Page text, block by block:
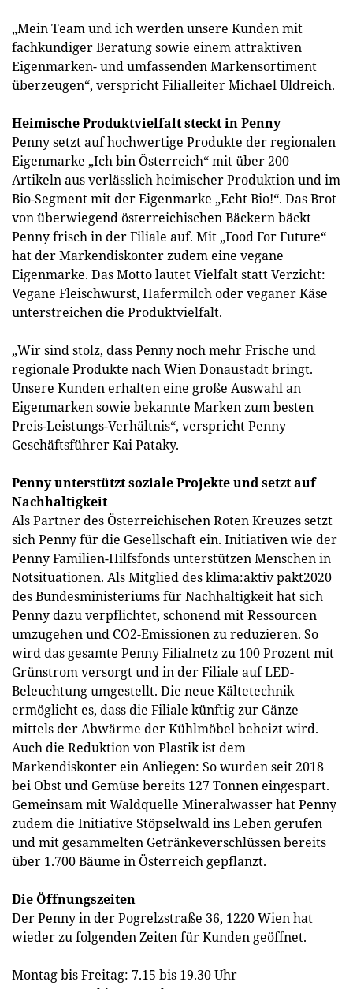
„Mein Team und ich werden unsere Kunden mit
fachkundiger Beratung sowie einem attraktiven
Eigenmarken- und umfassenden Markensortiment
überzeugen“, verspricht Filialleiter Michael Uldreich.
Heimische Produktvielfalt steckt in Penny
Penny setzt auf hochwertige Produkte der regionalen
Eigenmarke „Ich bin Österreich“ mit über 200
Artikeln aus verlässlich heimischer Produktion und im
Bio-Segment mit der Eigenmarke „Echt Bio!“. Das Brot
von überwiegend österreichischen Bäckern bäckt
Penny frisch in der Filiale auf. Mit „Food For Future“
hat der Markendiskonter zudem eine vegane
Eigenmarke. Das Motto lautet Vielfalt statt Verzicht:
Vegane Fleischwurst, Hafermilch oder veganer Käse
unterstreichen die Produktvielfalt.
„Wir sind stolz, dass Penny noch mehr Frische und
regionale Produkte nach Wien Donaustadt bringt.
Unsere Kunden erhalten eine große Auswahl an
Eigenmarken sowie bekannte Marken zum besten
Preis-Leistungs-Verhältnis“, verspricht Penny
Geschäftsführer Kai Pataky.
Penny unterstützt soziale Projekte und setzt auf
Nachhaltigkeit
Als Partner des Österreichischen Roten Kreuzes setzt
sich Penny für die Gesellschaft ein. Initiativen wie der
Penny Familien-Hilfsfonds unterstützen Menschen in
Notsituationen. Als Mitglied des klima:aktiv pakt2020
des Bundesministeriums für Nachhaltigkeit hat sich
Penny dazu verpflichtet, schonend mit Ressourcen
umzugehen und CO2-Emissionen zu reduzieren. So
wird das gesamte Penny Filialnetz zu 100 Prozent mit
Grünstrom versorgt und in der Filiale auf LED-
Beleuchtung umgestellt. Die neue Kältetechnik
ermöglicht es, dass die Filiale künftig zur Gänze
mittels der Abwärme der Kühlmöbel beheizt wird.
Auch die Reduktion von Plastik ist dem
Markendiskonter ein Anliegen: So wurden seit 2018
bei Obst und Gemüse bereits 127 Tonnen eingespart.
Gemeinsam mit Waldquelle Mineralwasser hat Penny
zudem die Initiative Stöpselwald ins Leben gerufen
und mit gesammelten Getränkeverschlüssen bereits
über 1.700 Bäume in Österreich gepflanzt.
Die Öffnungszeiten
Der Penny in der Pogrelzstraße 36, 1220 Wien hat
wieder zu folgenden Zeiten für Kunden geöffnet.
Montag bis Freitag: 7.15 bis 19.30 Uhr